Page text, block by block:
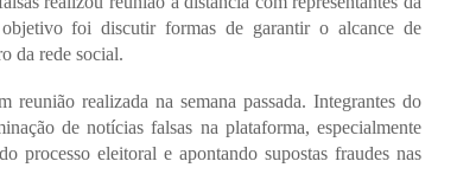
foi discutir formas de garantir o alcance de
da rede social.
realizada na semana passada. Integrantes do
de notícias falsas na plataforma, especialmente
processo eleitoral e apontando supostas fraudes nas